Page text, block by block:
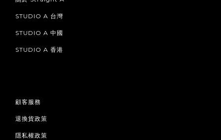
STUDIO A 台灣
STUDIO A 中國
STUDIO A 香港
顧客服務
退換貨政策
隱私權政策